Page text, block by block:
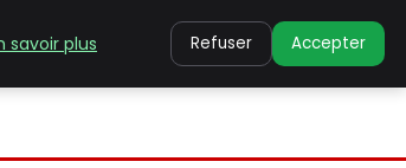
savoir plus Refuser Accepter